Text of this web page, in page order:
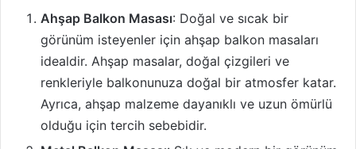
Ahşap Balkon Masası: Doğal ve sıcak bir
görünüm isteyenler için ahşap balkon masaları
idealdir. Ahşap masalar, doğal çizgileri ve
renkleriyle balkonunuza doğal bir atmosfer katar.
Ayrıca, ahşap malzeme dayanıklı ve uzun ömürlü
olduğu için tercih sebebidir.